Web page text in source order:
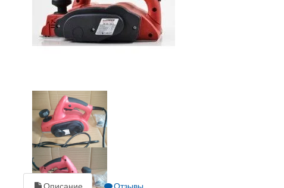
Описание
Отзывы